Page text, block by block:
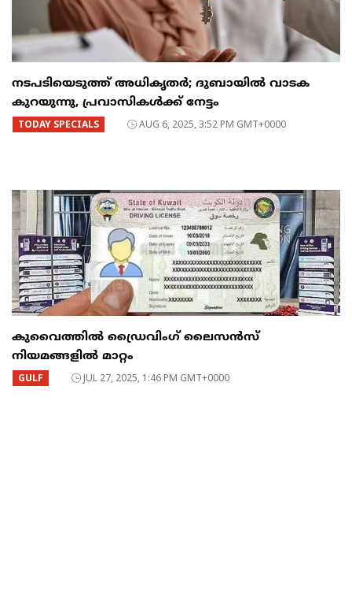
നടപടിയെടുത്ത് അധികൃതർ; ദുബായിൽ വാടക
കുറയുന്നു, പ്രവാസികൾക്ക് നേട്ടം
TODAY SPECIALS AUG 6, 2025, 3:52 PM GMT+0000
കുവൈത്തിൽ ഡ്രൈവിംഗ് ലൈസൻസ്
നിയമങ്ങളിൽ മാറ്റം
GULF JUL 27, 2025, 1:46 PM GMT+0000